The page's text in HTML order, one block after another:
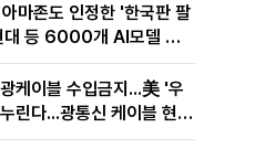
마존도 인정한 '한국판 팔
대 등 6000개 AI모델 현
케이블 수입금지...美 '우
린다...광통신 케이블 현지